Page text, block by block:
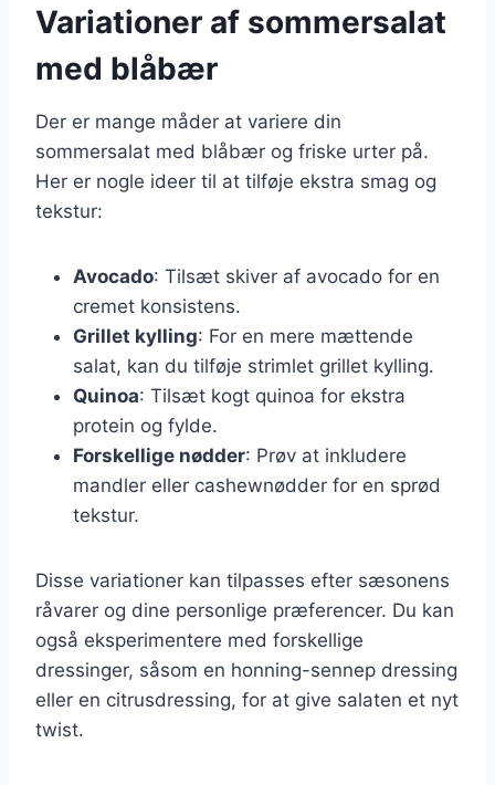
Variationer af sommersalat
med blåbær
Der er mange måder at variere din
sommersalat med blåbær og friske urter på.
Her er nogle ideer til at tilføje ekstra smag og
tekstur:
Avocado: Tilsæt skiver af avocado for en
cremet konsistens.
Grillet kylling: For en mere mættende
salat, kan du tilføje strimlet grillet kylling.
Quinoa: Tilsæt kogt quinoa for ekstra
protein og fylde.
Forskellige nødder: Prøv at inkludere
mandler eller cashewnødder for en sprød
tekstur.
Disse variationer kan tilpasses efter sæsonens
råvarer og dine personlige præferencer. Du kan
også eksperimentere med forskellige
dressinger, såsom en honning-sennep dressing
eller en citrusdressing, for at give salaten et nyt
twist.